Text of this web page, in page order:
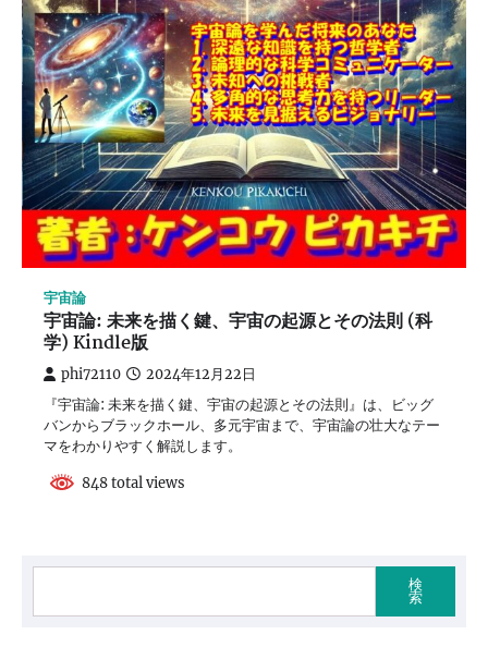
宇宙論
宇宙論: 未来を描く鍵、宇宙の起源とその法則 (科
学) Kindle版
phi72110 2024年12月22日
『宇宙論: 未来を描く鍵、宇宙の起源とその法則』は、ビッグ
バンからブラックホール、多元宇宙まで、宇宙論の壮大なテー
マをわかりやすく解説します。
848 total views
検
索